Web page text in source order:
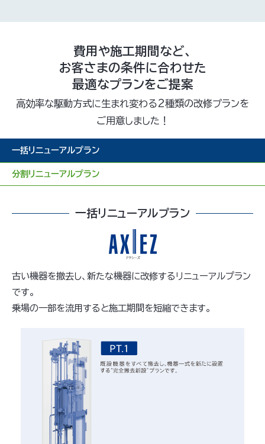
費用や施工期間など、
お客さまの条件に合わせた
最適なプランをご提案
高効率な駆動方式に生まれ変わる2種類の改修プランを
ご用意しました！
一括リニューアルプラン
分割リニューアルプラン
一括リニューアルプラン
古い機器を撤去し、新たな機器に改修するリニューアルプラン
です。
乗場の一部を流用すると施工期間を短縮できます。